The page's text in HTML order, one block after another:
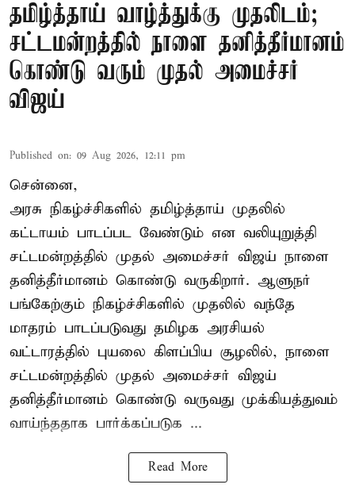
தமிழ்த்தாய் வாழ்த்துக்கு முதலிடம்;
சட்டமன்றத்தில் நாளை தனித்தீர்மானம்
கொண்டு வரும் முதல் அமைச்சர்
விஜய்
Published on: 09 Aug 2026, 12:11 pm
சென்னை,
அரசு நிகழ்ச்சிகளில் தமிழ்த்தாய் முதலில்
கட்டாயம் பாடப்பட வேண்டும் என வலியுறுத்தி
சட்டமன்றத்தில் முதல் அமைச்சர் விஜய் நாளை
தனித்தீர்மானம் கொண்டு வருகிறார். ஆளுநர்
பங்கேற்கும் நிகழ்ச்சிகளில் முதலில் வந்தே
மாதரம் பாடப்படுவது தமிழக அரசியல்
வட்டாரத்தில் புயலை கிளப்பிய சூழலில், நாளை
சட்டமன்றத்தில் முதல் அமைச்சர் விஜய்
தனித்தீர்மானம் கொண்டு வருவது முக்கியத்துவம்
வாய்ந்ததாக பார்க்கப்படுக ...
Read More